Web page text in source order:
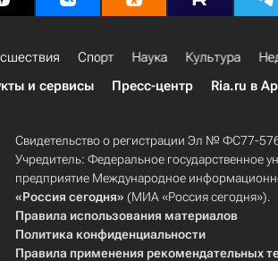
Спорт Наука Культура
и сервисы Пресс-центр Ria.ru в
Свидетельство о регистрации Эл № ФС77-
Учредитель: Федеральное государственное
предприятие Международное
«Россия сегодня» (МИА «Россия сегодня»).
Правила использования материалов
Политика конфиденциальности
Правила применения рекомендательных